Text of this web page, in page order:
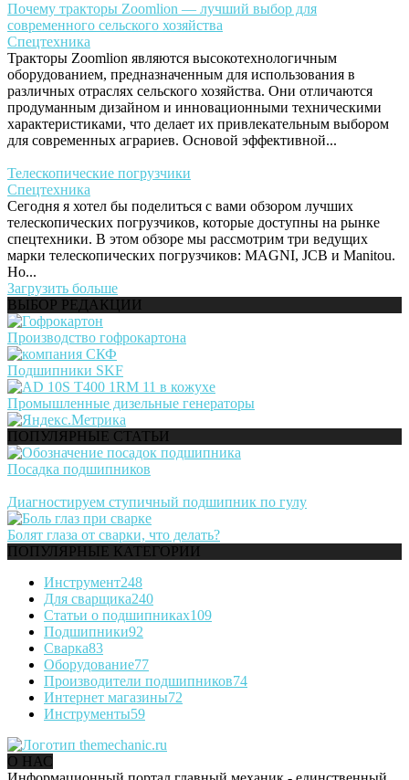
Почему тракторы Zoomlion — лучший выбор для
современного сельского хозяйства
Спецтехника
Тракторы Zoomlion являются высокотехнологичным
оборудованием, предназначенным для использования в
различных отраслях сельского хозяйства. Они отличаются
продуманным дизайном и инновационными техническими
характеристиками, что делает их привлекательным выбором
для современных аграриев. Основой эффективной...
Телескопические погрузчики
Спецтехника
Сегодня я хотел бы поделиться с вами обзором лучших
телескопических погрузчиков, которые доступны на рынке
спецтехники. В этом обзоре мы рассмотрим три ведущих
марки телескопических погрузчиков: MAGNI, JCB и Manitou.
Но...
Загрузить больше
ВЫБОР РЕДАКЦИИ
Производство гофрокартона
Подшипники SKF
Промышленные дизельные генераторы
ПОПУЛЯРНЫЕ СТАТЬИ
Посадка подшипников
Диагностируем ступичный подшипник по гулу
Болят глаза от сварки, что делать?
ПОПУЛЯРНЫЕ КАТЕГОРИИ
Инструмент248
Для сварщика240
Статьи о подшипниках109
Подшипники92
Сварка83
Оборудование77
Производители подшипников74
Интернет магазины72
Инструменты59
О НАС